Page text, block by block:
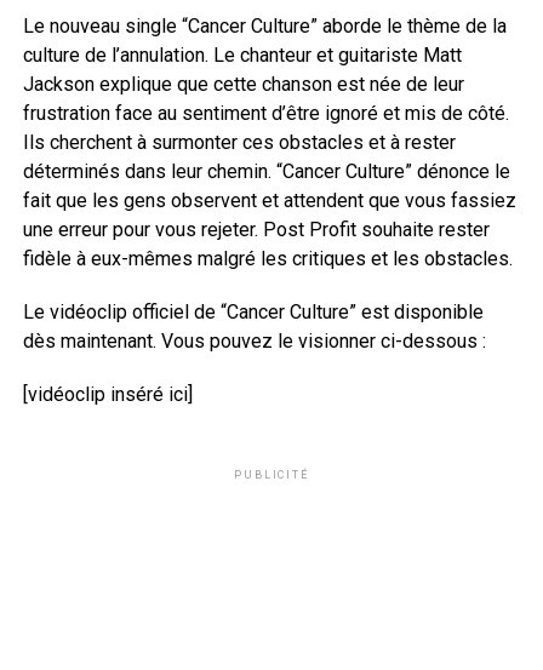
Le nouveau single “Cancer Culture” aborde le thème de la
culture de l’annulation. Le chanteur et guitariste Matt
Jackson explique que cette chanson est née de leur
frustration face au sentiment d’être ignoré et mis de côté.
Ils cherchent à surmonter ces obstacles et à rester
déterminés dans leur chemin. “Cancer Culture” dénonce le
fait que les gens observent et attendent que vous fassiez
une erreur pour vous rejeter. Post Profit souhaite rester
fidèle à eux-mêmes malgré les critiques et les obstacles.
Le vidéoclip officiel de “Cancer Culture” est disponible
dès maintenant. Vous pouvez le visionner ci-dessous :
[vidéoclip inséré ici]
PUBLICITÉ